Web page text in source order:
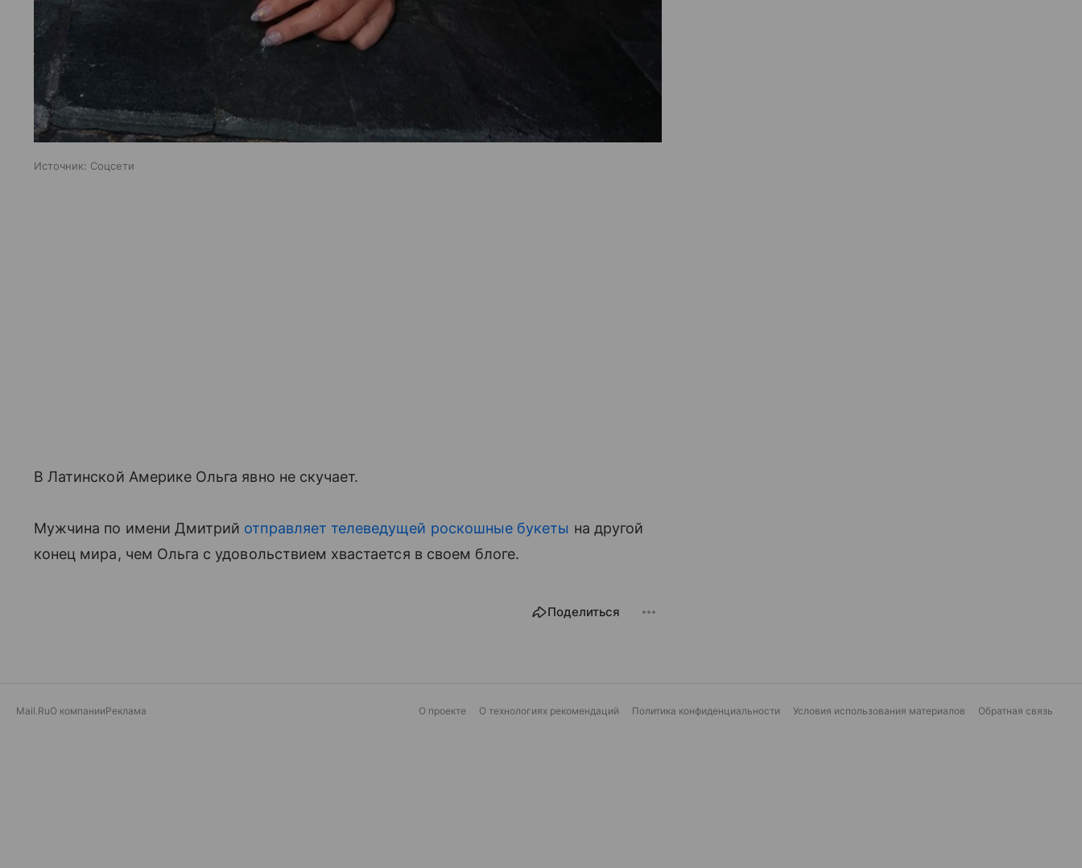
Источник: Соцсети
В Латинской Америке Ольга явно не скучает.
Мужчина по имени Дмитрий отправляет телеведущей роскошные букеты на другой
конец мира, чем Ольга с удовольствием хвастается в своем блоге.
Поделиться
Mail.RuО компанииРеклама О проекте О технологиях рекомендаций Политика конфиденциальности Условия использования материалов Обратная связь